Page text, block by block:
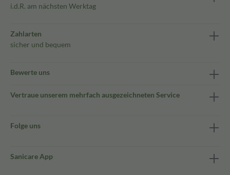
i.d.R. am nächsten Werktag
Zahlarten
sicher und bequem
Bewerte uns
Vertraue unserem mehrfach ausgezeichneten Service
Folge uns
Sanicare App